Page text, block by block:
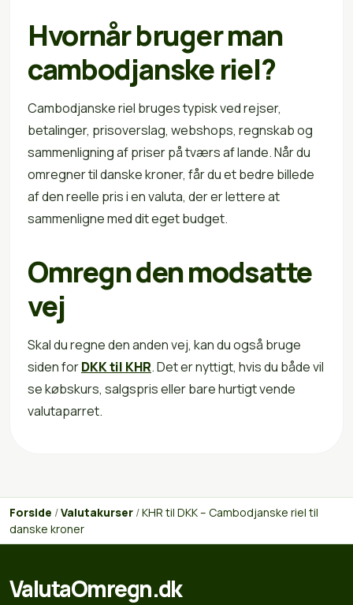
Hvornår bruger man
cambodjanske riel?
Cambodjanske riel bruges typisk ved rejser,
betalinger, prisoverslag, webshops, regnskab og
sammenligning af priser på tværs af lande. Når du
omregner til danske kroner, får du et bedre billede
af den reelle pris i en valuta, der er lettere at
sammenligne med dit eget budget.
Omregn den modsatte
vej
Skal du regne den anden vej, kan du også bruge
siden forDKK til KHR. Det er nyttigt, hvis du både vil
se købskurs, salgspris eller bare hurtigt vende
valutaparret.
Forside /Valutakurser /KHR til DKK – Cambodjanske riel til
danske kroner
ValutaOmregn.dk